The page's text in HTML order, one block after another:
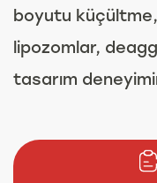
boyutu
lipozomlar,
tasarım